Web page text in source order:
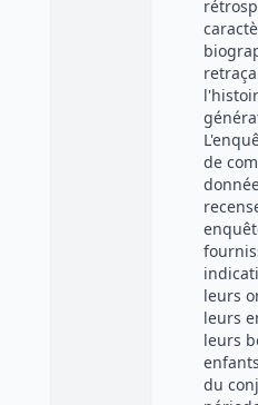
de
leurs
leurs
leurs
du